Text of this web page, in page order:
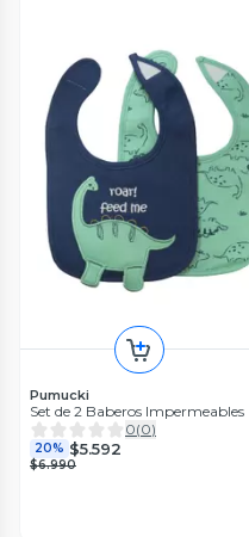
Pumucki
Set de 2 Baberos Impermeables
0(0)
20% $5.592
$6.990